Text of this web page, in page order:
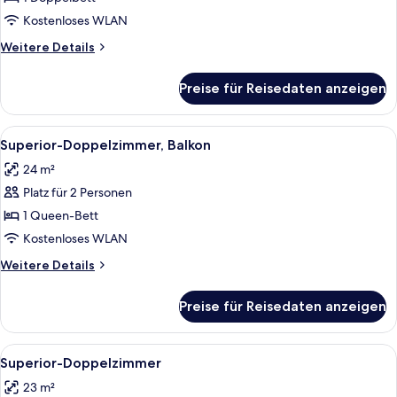
Balkon
anzeigen
Kostenloses WLAN
Weitere Details
Weitere
Doppelzimmer,
Balkon
Preise für Reisedaten anzeigen
Alle
Fotos
für
Superior-
Doppelzimmer,
Balkon
anzeigen
Ein ordentlich eingerichtetes
7
Superior-Doppelzimmer, Balkon
24 m²
Platz für 2 Personen
1 Queen-Bett
Kostenloses WLAN
Weitere Details
Weitere
Doppelzimmer,
Balkon
Preise für Reisedaten anzeigen
Alle
Fotos
Ein ordentlich bezogenes Bett mit
8
Superior-Doppelzimmer
23 m²